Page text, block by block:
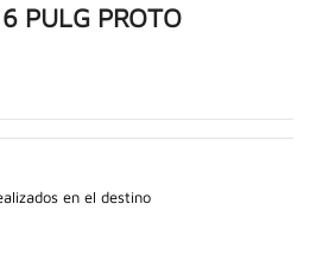
PULG PROTO
en el destino